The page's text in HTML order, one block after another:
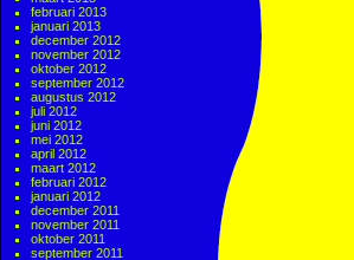
februari 2013
januari 2013
december 2012
november 2012
oktober 2012
september 2012
augustus 2012
juli 2012
juni 2012
mei 2012
april 2012
maart 2012
februari 2012
januari 2012
december 2011
november 2011
oktober 2011
september 2011